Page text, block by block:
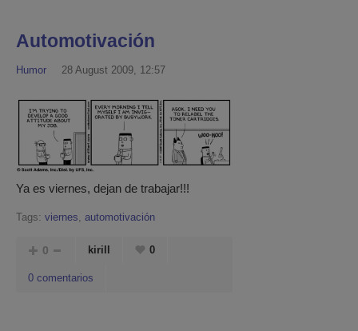
Automotivación
Humor 28 August 2009, 12:57
Ya es viernes, dejan de trabajar!!!
Tags: viernes, automotivación
0 kirill 0
0 comentarios